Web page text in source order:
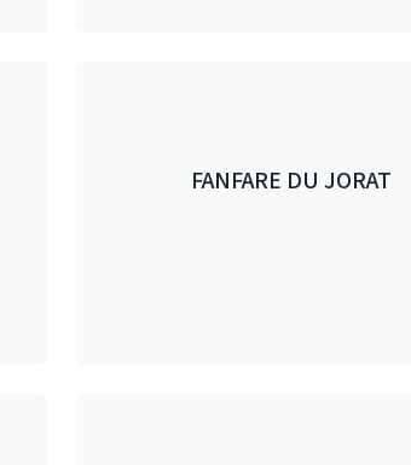
FANFARE DU JORAT